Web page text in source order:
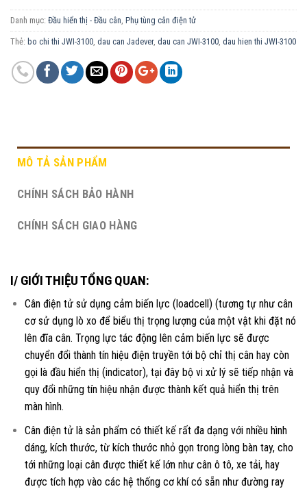
Danh mục: Đầu hiển thị - Đầu cân Phụ tùng cân điện tử
Thẻ: bo chi thi JWI-3100 dau can Jadever, dau can JWI-3100 dau hien thi JWI-3100
MÔ TẢ SẢN PHẨM
CHÍNH SÁCH BẢO HÀNH
CHÍNH SÁCH GIAO HÀNG
I/ GIỚI THIỆU TỔNG QUAN:
Cân điện tử sử dụng cảm biến lực (loadcell) (tương tự như cân
cơ sử dụng lò xo để biểu thị trọng lượng của một vật khi đặt nó
lên đĩa cân. Trọng lực tác động lên cảm biến lực sẽ được
chuyển đổi thành tín hiệu điện truyền tới bộ chỉ thị cân hay còn
gọi là đầu hiển thị (indicator), tại đây bộ vi xử lý sẽ tiếp nhận và
quy đổi những tín hiệu nhận được thành kết quả hiển thị trên
màn hình.
Cân điện tử là sản phẩm có thiết kế rất đa dạng với nhiều hình
dáng, kích thước, từ kích thước nhỏ gọn trong lòng bàn tay, cho
tới những loại cân được thiết kế lớn như cân ô tô, xe tải, hay
được tích hợp vào các hệ thống cơ khí có sẵn như đường ray